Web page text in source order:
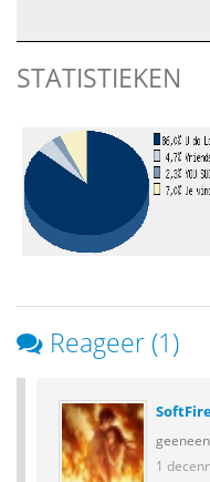
STATISTIEKEN
Reageer (1)
1